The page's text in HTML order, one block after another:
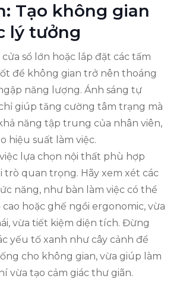
Tạo không gian
lý tưởng
sổ lớn hoặc lắp đặt các tấm
để không gian trở nên thoáng
năng lượng. Ánh sáng tự
giúp tăng cường tâm trạng mà
năng tập trung của nhân viên,
hiệu suất làm việc.
lựa chọn nội thất phù hợp
trò quan trọng. Hãy xem xét các
năng, như bàn làm việc có thể
hoặc ghế ngồi ergonomic, vừa
vừa tiết kiệm diện tích. Đừng
yếu tố xanh như cây cảnh để
cho không gian, vừa giúp làm
vừa tạo cảm giác thư giãn.